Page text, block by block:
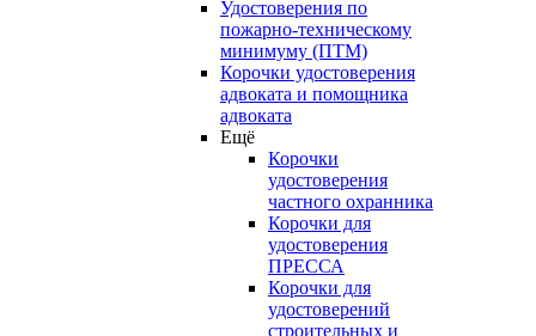
Удостоверения по
пожарно-техническому
минимуму (ПТМ)
Корочки удостоверения
адвоката и помощника
адвоката
Ещё
Корочки
удостоверения
частного охранника
Корочки для
удостоверения
ПРЕССА
Корочки для
удостоверений
строительных и